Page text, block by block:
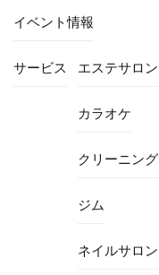
イベント情報
サービス エステサロン
カラオケ
クリーニング
ジム
ネイルサロン